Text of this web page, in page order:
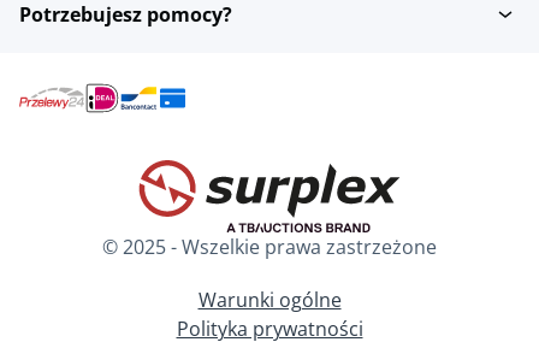
Szafki kartotekowe
Biurka i stoly Krzesla konferencyjne
Potrzebujesz pomocy?
© 2025 - Wszelkie prawa zastrzeżone
Warunki ogólne
Polityka prywatności